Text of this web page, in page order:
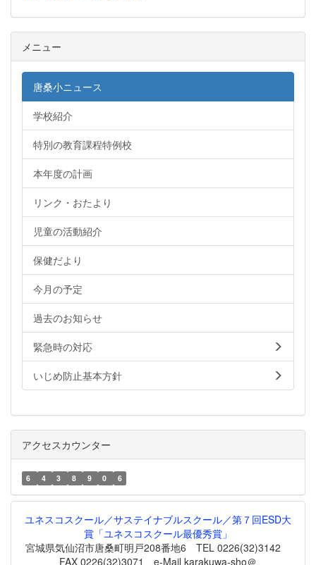
メニュー
唐桑小ニュース
学校紹介
特別の教育課程特例校
本年度の計画
リンク・おたより
児童の活動紹介
保健だより
今月の予定
過去のお知らせ
緊急時の対応
いじめ防止基本方針
アクセスカウンター
6 4 3 8 9 0 6
ユネスコスクール／サステイナブルスクール／第７回ESD大
賞「ユネスコスクール最優秀賞」
宮城県気仙沼市唐桑町明戸208番地6 TEL 0226(32)3142
FAX 0226(32)3071 e-Mail karakuwa-sho＠